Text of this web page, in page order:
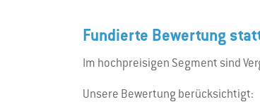
Fundierte Bewertung
Im hochpreisigen Segment sind
Unsere Bewertung berücksichtigt: